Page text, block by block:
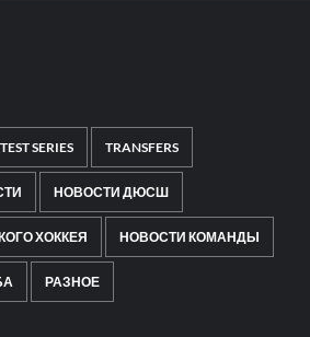
TEST SERIES TRANSFERS
НОВОСТИ ДЮСШ
ХОККЕЯ НОВОСТИ КОМАНДЫ
РАЗНОЕ